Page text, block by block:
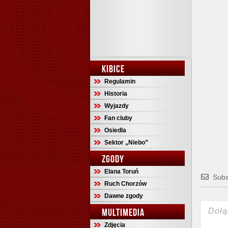
KIBICE
Regulamin
Historia
Wyjazdy
Fan cluby
Osiedla
Sektor „Niebo”
ZGODY
Elana Toruń
Ruch Chorzów
Dawne zgody
MULTIMEDIA
Zdjęcia